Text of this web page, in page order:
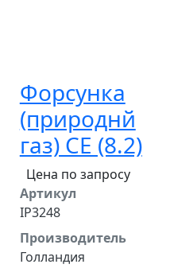
Форсунка
(природнй
газ) CE (8.2)
Цена по запросу
Артикул
IP3248
Производитель
Голландия